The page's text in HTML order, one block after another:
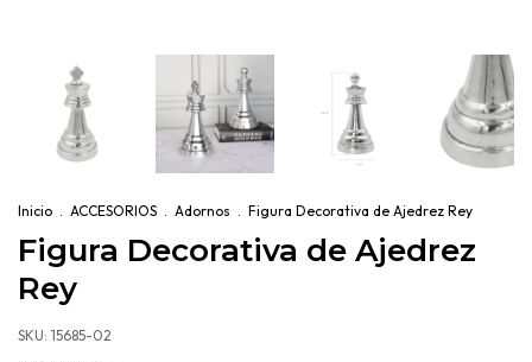
Inicio . ACCESORIOS . Adornos . Figura Decorativa de Ajedrez Rey
Figura Decorativa de Ajedrez
Rey
SKU: 15685-02